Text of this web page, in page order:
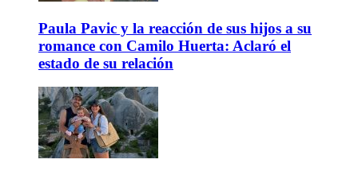
Paula Pavic y la reacción de sus hijos a su
romance con Camilo Huerta: Aclaró el
estado de su relación